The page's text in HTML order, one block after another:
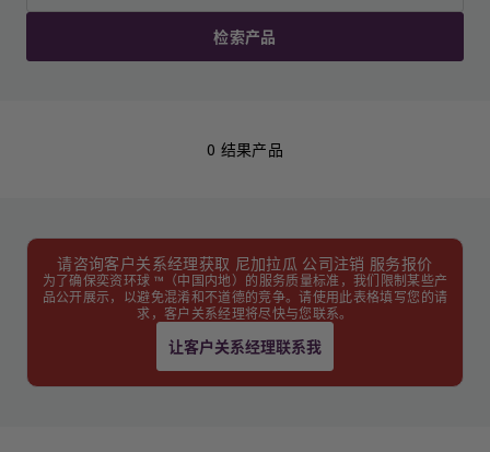
检索产品
0 结果产品
请咨询客户关系经理获取 尼加拉瓜 公司注销 服务报价
为了确保奕资环球 ™（中国内地）的服务质量标准，我们限制某些产
品公开展示，以避免混淆和不道德的竞争。请使用此表格填写您的请
求，客户关系经理将尽快与您联系。
让客户关系经理联系我